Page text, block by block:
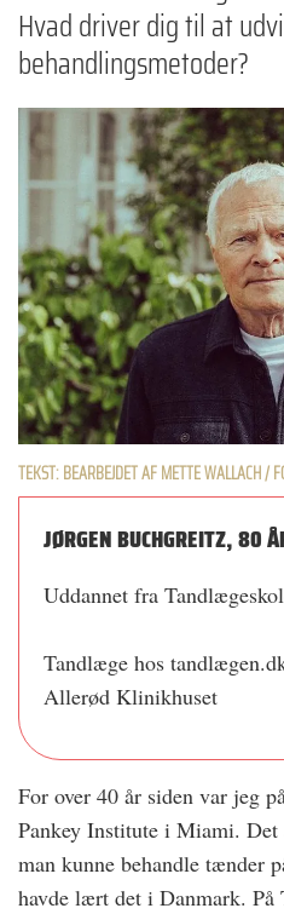
Hvad driver dig til at
behandlingsmetoder?
TEKST: BEARBEJDET AF METTE WALLACH /
JØRGEN BUCHGREITZ, 80
Uddannet fra
Tandlæge hos
Allerød Klinikhuset
For over 40 år siden var jeg
Pankey Institute i Miami. Det
man kunne behandle tænder
havde lært det i Danmark. På